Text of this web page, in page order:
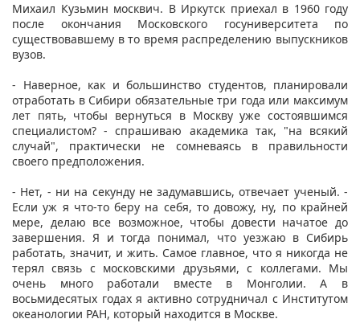
Михаил Кузьмин москвич. В Иркутск приехал в 1960 году
после окончания Московского госуниверситета по
существовавшему в то время распределению выпускников
вузов.
- Наверное, как и большинство студентов, планировали
отработать в Сибири обязательные три года или максимум
лет пять, чтобы вернуться в Москву уже состоявшимся
специалистом? - спрашиваю академика так, "на всякий
случай", практически не сомневаясь в правильности
своего предположения.
- Нет, - ни на секунду не задумавшись, отвечает ученый. -
Если уж я что-то беру на себя, то довожу, ну, по крайней
мере, делаю все возможное, чтобы довести начатое до
завершения. Я и тогда понимал, что уезжаю в Сибирь
работать, значит, и жить. Самое главное, что я никогда не
терял связь с московскими друзьями, с коллегами. Мы
очень много работали вместе в Монголии. А в
восьмидесятых годах я активно сотрудничал с Институтом
океанологии РАН, который находится в Москве.